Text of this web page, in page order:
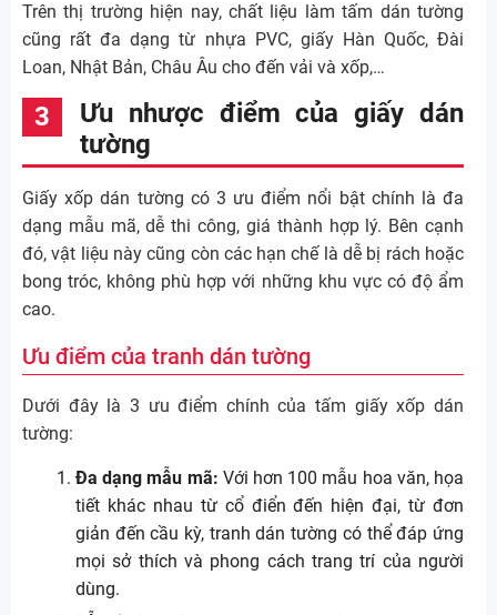
Trên thị trường hiện nay, chất liệu làm tấm dán tường
cũng rất đa dạng từ nhựa PVC, giấy Hàn Quốc, Đài
Loan, Nhật Bản, Châu Âu cho đến vải và xốp,…
Ưu nhược điểm của giấy dán
tường
Giấy xốp dán tường có 3 ưu điểm nổi bật chính là đa
dạng mẫu mã, dễ thi công, giá thành hợp lý. Bên cạnh
đó, vật liệu này cũng còn các hạn chế là dễ bị rách hoặc
bong tróc, không phù hợp với những khu vực có độ ẩm
cao.
Ưu điểm của tranh dán tường
Dưới đây là 3 ưu điểm chính của tấm giấy xốp dán
tường:
Đa dạng mẫu mã: Với hơn 100 mẫu hoa văn, họa
tiết khác nhau từ cổ điển đến hiện đại, từ đơn
giản đến cầu kỳ, tranh dán tường có thể đáp ứng
mọi sở thích và phong cách trang trí của người
dùng.